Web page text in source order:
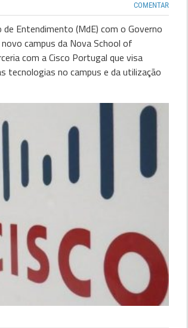
COMENTAR
Entendimento (MdE) com o Governo
campus da Nova School of
com a Cisco Portugal que visa
tecnologias no campus e da utilização